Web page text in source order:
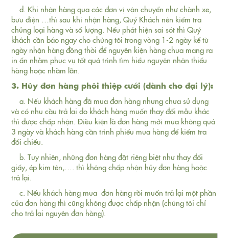
d. Khi nhận hàng qua các đơn vị vận chuyển như chành xe,
bưu điện …thì sau khi nhận hàng, Quý Khách nên kiểm tra
chủng loại hàng và số lượng. Nếu phát hiện sai sót thì Quý
khách cần báo ngay cho chúng tôi trong vòng 1-2 ngày kể từ
ngày nhận hàng đồng thời để nguyên kiện hàng chưa mang ra
in ấn nhằm phục vụ tốt quá trình tìm hiểu nguyên nhân thiếu
hàng hoặc nhầm lẫn.
3. Hủy đơn hàng phôi thiệp cưới (dành cho đại lý):
a. Nếu khách hàng đã mua đơn hàng nhưng chưa sử dụng
và có nhu cầu trả lại do khách hàng muốn thay đổi mẫu khác
thì được chấp nhận. Điều kiện là đơn hàng mới mua không quá
3 ngày và khách hàng cần trình phiếu mua hàng để kiểm tra
đối chiếu.
b. Tuy nhiên, những đơn hàng đặt riêng biệt như thay đổi
giấy, ép kim tên,…. thì không chấp nhận hủy đơn hàng hoặc
trả lại.
c. Nếu khách hàng mua đơn hàng rồi muốn trả lại một phần
của đơn hàng thì cũng không được chấp nhận (chúng tôi chỉ
cho trả lại nguyên đơn hàng).